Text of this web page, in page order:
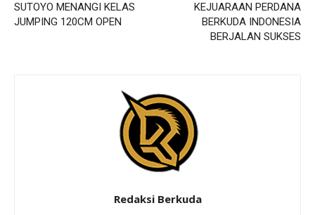
SUTOYO MENANGI KELAS
JUMPING 120CM OPEN
KEJUARAAN PERDANA
BERKUDA INDONESIA
BERJALAN SUKSES
Redaksi Berkuda